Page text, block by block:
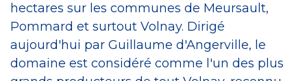
hectares sur les communes de Meursault,
Pommard et surtout Volnay. Dirigé
aujourd'hui par Guillaume d'Angerville, le
domaine est considéré comme l'un des plus